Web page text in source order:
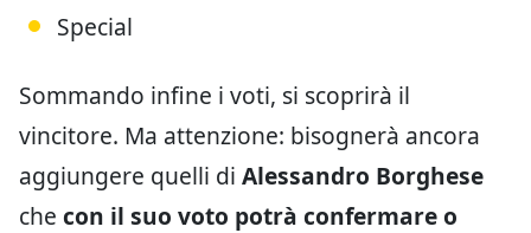
Special
Sommando infine i voti, si scoprirà il
vincitore. Ma attenzione: bisognerà ancora
aggiungere quelli di Alessandro Borghese
che con il suo voto potrà confermare o